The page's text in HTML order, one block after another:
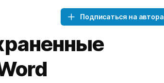
Подписаться на автора